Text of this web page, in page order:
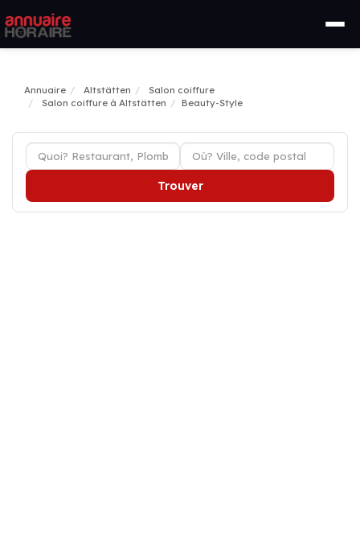
Annuaire Altstätten
Salon coiffure
Salon coiffure à Altstätten
Beauty-Style
Trouver